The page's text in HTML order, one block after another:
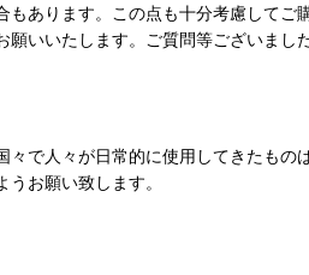
あります。この点も十分考慮してご
いいたします。ご質問等ございまし
で人々が日常的に使用してきたも
お願い致します。